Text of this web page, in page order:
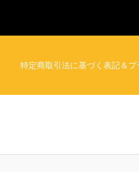
特定商取引法に基づく表記＆